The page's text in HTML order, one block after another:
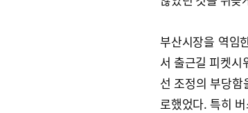
부산시장을 역임
서 출근길 피켓시
선 조정의 부당
로했었다. 특히